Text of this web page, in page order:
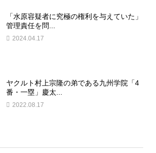
「水原容疑者に究極の権利を与えていた」
管理責任を問...
2024.04.17
ヤクルト村上宗隆の弟である九州学院「4
番・一塁」慶太...
2022.08.17